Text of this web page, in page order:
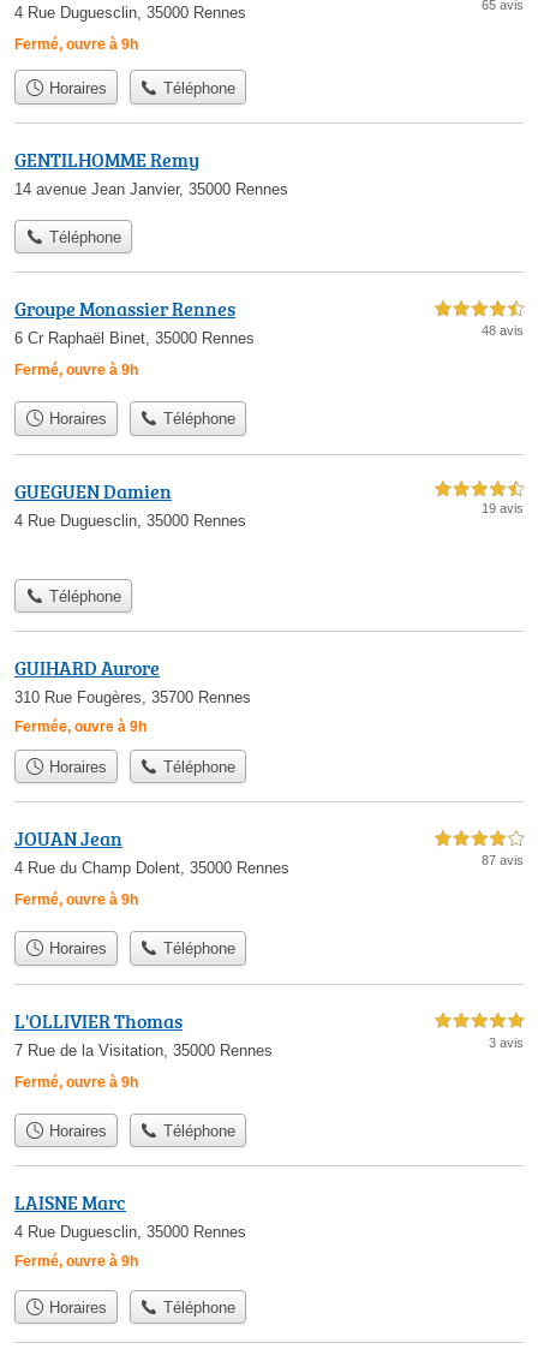
4 Rue Duguesclin, 35000 Rennes
Fermé, ouvre à 9h
65 avis
Horaires Téléphone
GENTILHOMME Remy
14 avenue Jean Janvier, 35000 Rennes
Téléphone
Groupe Monassier Rennes
6 Cr Raphaël Binet, 35000 Rennes
Fermé, ouvre à 9h
4,5 étoiles sur 5
48 avis
Horaires Téléphone
GUEGUEN Damien
4 Rue Duguesclin, 35000 Rennes
4,5 étoiles sur 5
19 avis
Téléphone
GUIHARD Aurore
310 Rue Fougères, 35700 Rennes
Fermée, ouvre à 9h
Horaires Téléphone
JOUAN Jean
4 Rue du Champ Dolent, 35000 Rennes
Fermé, ouvre à 9h
4,0 étoiles sur 5
87 avis
Horaires Téléphone
L'OLLIVIER Thomas
7 Rue de la Visitation, 35000 Rennes
Fermé, ouvre à 9h
5,0 étoiles sur 5
3 avis
Horaires Téléphone
LAISNE Marc
4 Rue Duguesclin, 35000 Rennes
Fermé, ouvre à 9h
Horaires Téléphone